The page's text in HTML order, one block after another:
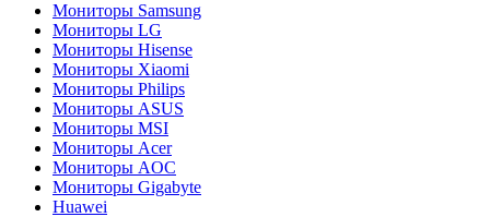
Мониторы Samsung
Мониторы LG
Мониторы Hisense
Мониторы Xiaomi
Мониторы Philips
Мониторы ASUS
Мониторы MSI
Мониторы Acer
Мониторы AOC
Мониторы Gigabyte
Huawei